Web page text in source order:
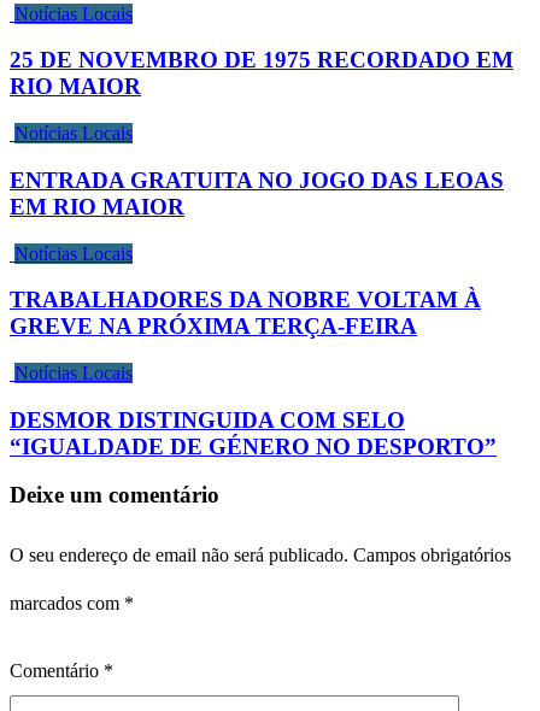
Notícias Locais
25 DE NOVEMBRO DE 1975 RECORDADO EM
RIO MAIOR
Notícias Locais
ENTRADA GRATUITA NO JOGO DAS LEOAS
EM RIO MAIOR
Notícias Locais
TRABALHADORES DA NOBRE VOLTAM À
GREVE NA PRÓXIMA TERÇA-FEIRA
Notícias Locais
DESMOR DISTINGUIDA COM SELO
“IGUALDADE DE GÉNERO NO DESPORTO”
Deixe um comentário
O seu endereço de email não será publicado. Campos obrigatórios
marcados com *
Comentário *